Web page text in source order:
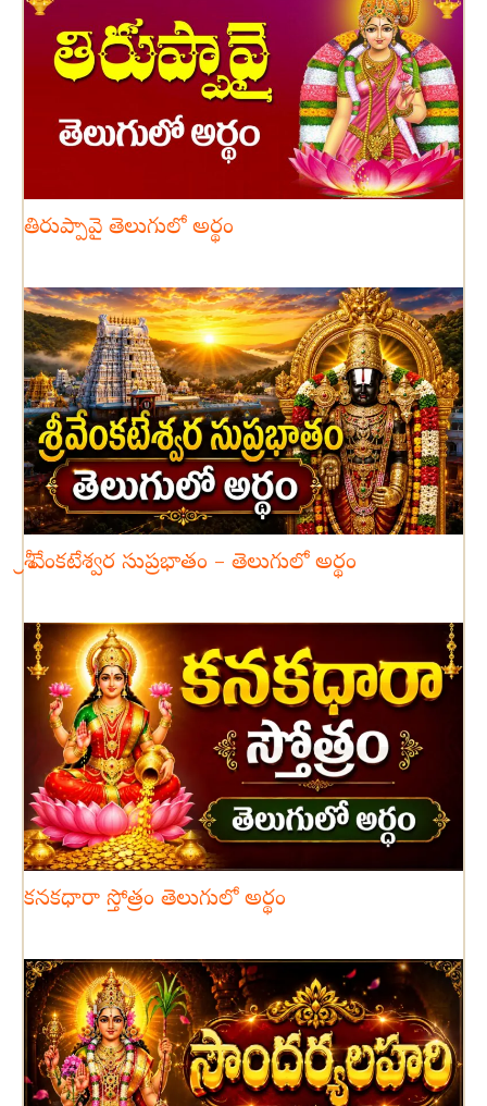
తిరుప్పావై తెలుగులో అర్థం
శ్రీ వేంకటేశ్వర సుప్రభాతం – తెలుగులో అర్థం
కనకధారా స్తోత్రం తెలుగులో అర్థం